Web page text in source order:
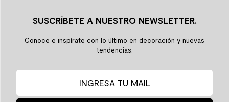
SUSCRÍBETE A NUESTRO NEWSLETTER.
Conoce e inspírate con lo último en decoración y nuevas
tendencias.